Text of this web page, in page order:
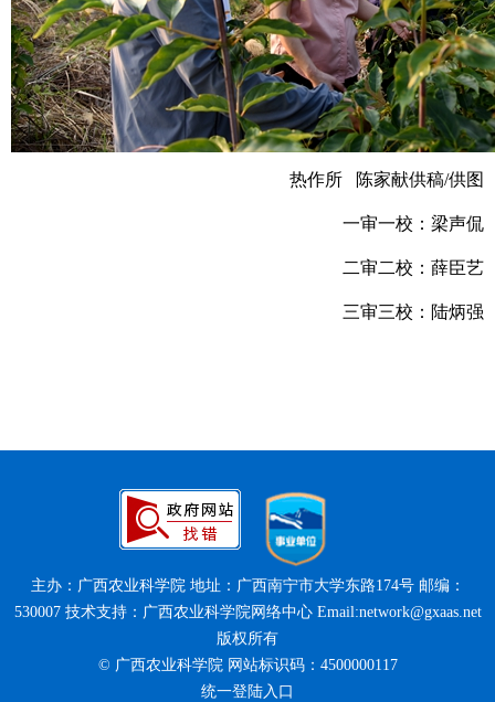
热作所 陈家献供稿/供图
一审一校：梁声侃
二审二校：薛臣艺
三审三校：陆炳强
主办：广西农业科学院 地址：广西南宁市大学东路174号 邮编：
530007 技术支持：广西农业科学院网络中心 Email:network@gxaas.net
版权所有
© 广西农业科学院 网站标识码：4500000117
统一登陆入口